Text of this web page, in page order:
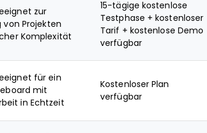
zur
von Projekten
Komplexität
15-tägige kostenlose
Testphase + kostenloser
Tarif + kostenlose Demo
verfügbar
für ein
mit
in Echtzeit
Kostenloser Plan
verfügbar